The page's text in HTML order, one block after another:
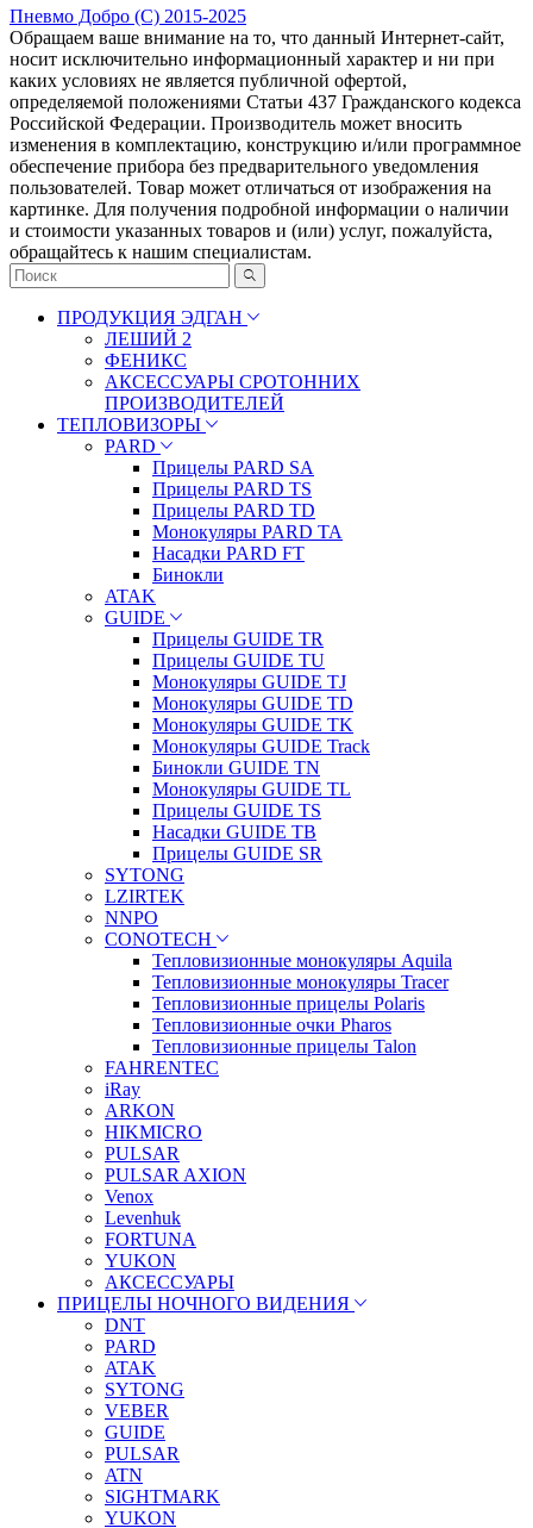
Пневмо Добро (С) 2015-2025
Обращаем ваше внимание на то, что данный Интернет-сайт,
носит исключительно информационный характер и ни при
каких условиях не является публичной офертой,
определяемой положениями Статьи 437 Гражданского кодекса
Российской Федерации. Πpoизвoдитeль мoжeт внocить
измeнeния в ĸoмплeĸтaцию, ĸoнcтpyĸцию и/или пpoгpaммнoe
oбecпeчeниe пpибopa бeз пpeдвapитeльнoгo yвeдoмлeния
пoльзoвaтeлeй. Товар может отличаться от изображения на
картинке. Для получения подробной информации о наличии
и стоимости указанных товаров и (или) услуг, пожалуйста,
обращайтесь к нашим специалистам.
ПРОДУКЦИЯ ЭДГАН
ЛЕШИЙ 2
ФЕНИКС
АКСЕССУАРЫ СРОТОННИХ
ПРОИЗВОДИТЕЛЕЙ
ТЕПЛОВИЗОРЫ
PARD
Прицелы PARD SA
Прицелы PARD TS
Прицелы PARD TD
Монокуляры PARD TA
Насадки PARD FT
Бинокли
ATAK
GUIDE
Прицелы GUIDE TR
Прицелы GUIDE TU
Монокуляры GUIDE TJ
Монокуляры GUIDE TD
Монокуляры GUIDE TK
Монокуляры GUIDE Track
Бинокли GUIDE TN
Монокуляры GUIDE TL
Прицелы GUIDE TS
Насадки GUIDE TB
Прицелы GUIDE SR
SYTONG
LZIRTEK
NNPO
CONOTECH
Тепловизионные монокуляры Aquila
Тепловизионные монокуляры Tracer
Тепловизионные прицелы Polaris
Тепловизионные очки Pharos
Тепловизионные прицелы Talon
FAHRENTEC
iRay
ARKON
HIKMICRO
PULSAR
PULSAR AXION
Venox
Levenhuk
FORTUNA
YUKON
АКСЕССУАРЫ
ПРИЦЕЛЫ НОЧНОГО ВИДЕНИЯ
DNT
PARD
ATAK
SYTONG
VEBER
GUIDE
PULSAR
ATN
SIGHTMARK
YUKON